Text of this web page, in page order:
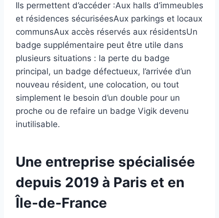
Ils permettent d’accéder :​Aux halls d’immeubles
et résidences sécurisées​Aux parkings et locaux
communs​Aux accès réservés aux résidents​Un
badge supplémentaire peut être utile dans
plusieurs situations : la perte du badge
principal, un badge défectueux, l’arrivée d’un
nouveau résident, une colocation, ou tout
simplement le besoin d’un double pour un
proche ou de refaire un badge Vigik devenu
inutilisable.
Une entreprise spécialisée
depuis 2019 à Paris et en
Île-de-France​